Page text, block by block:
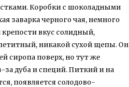
Коробки с шоколадными
заварка черного чая, немного
вкус солидный,
никакой сухой щепы. Он
сиропа поверх, но тут же
за дуба и специй. Питкий и на
появляется солодово-